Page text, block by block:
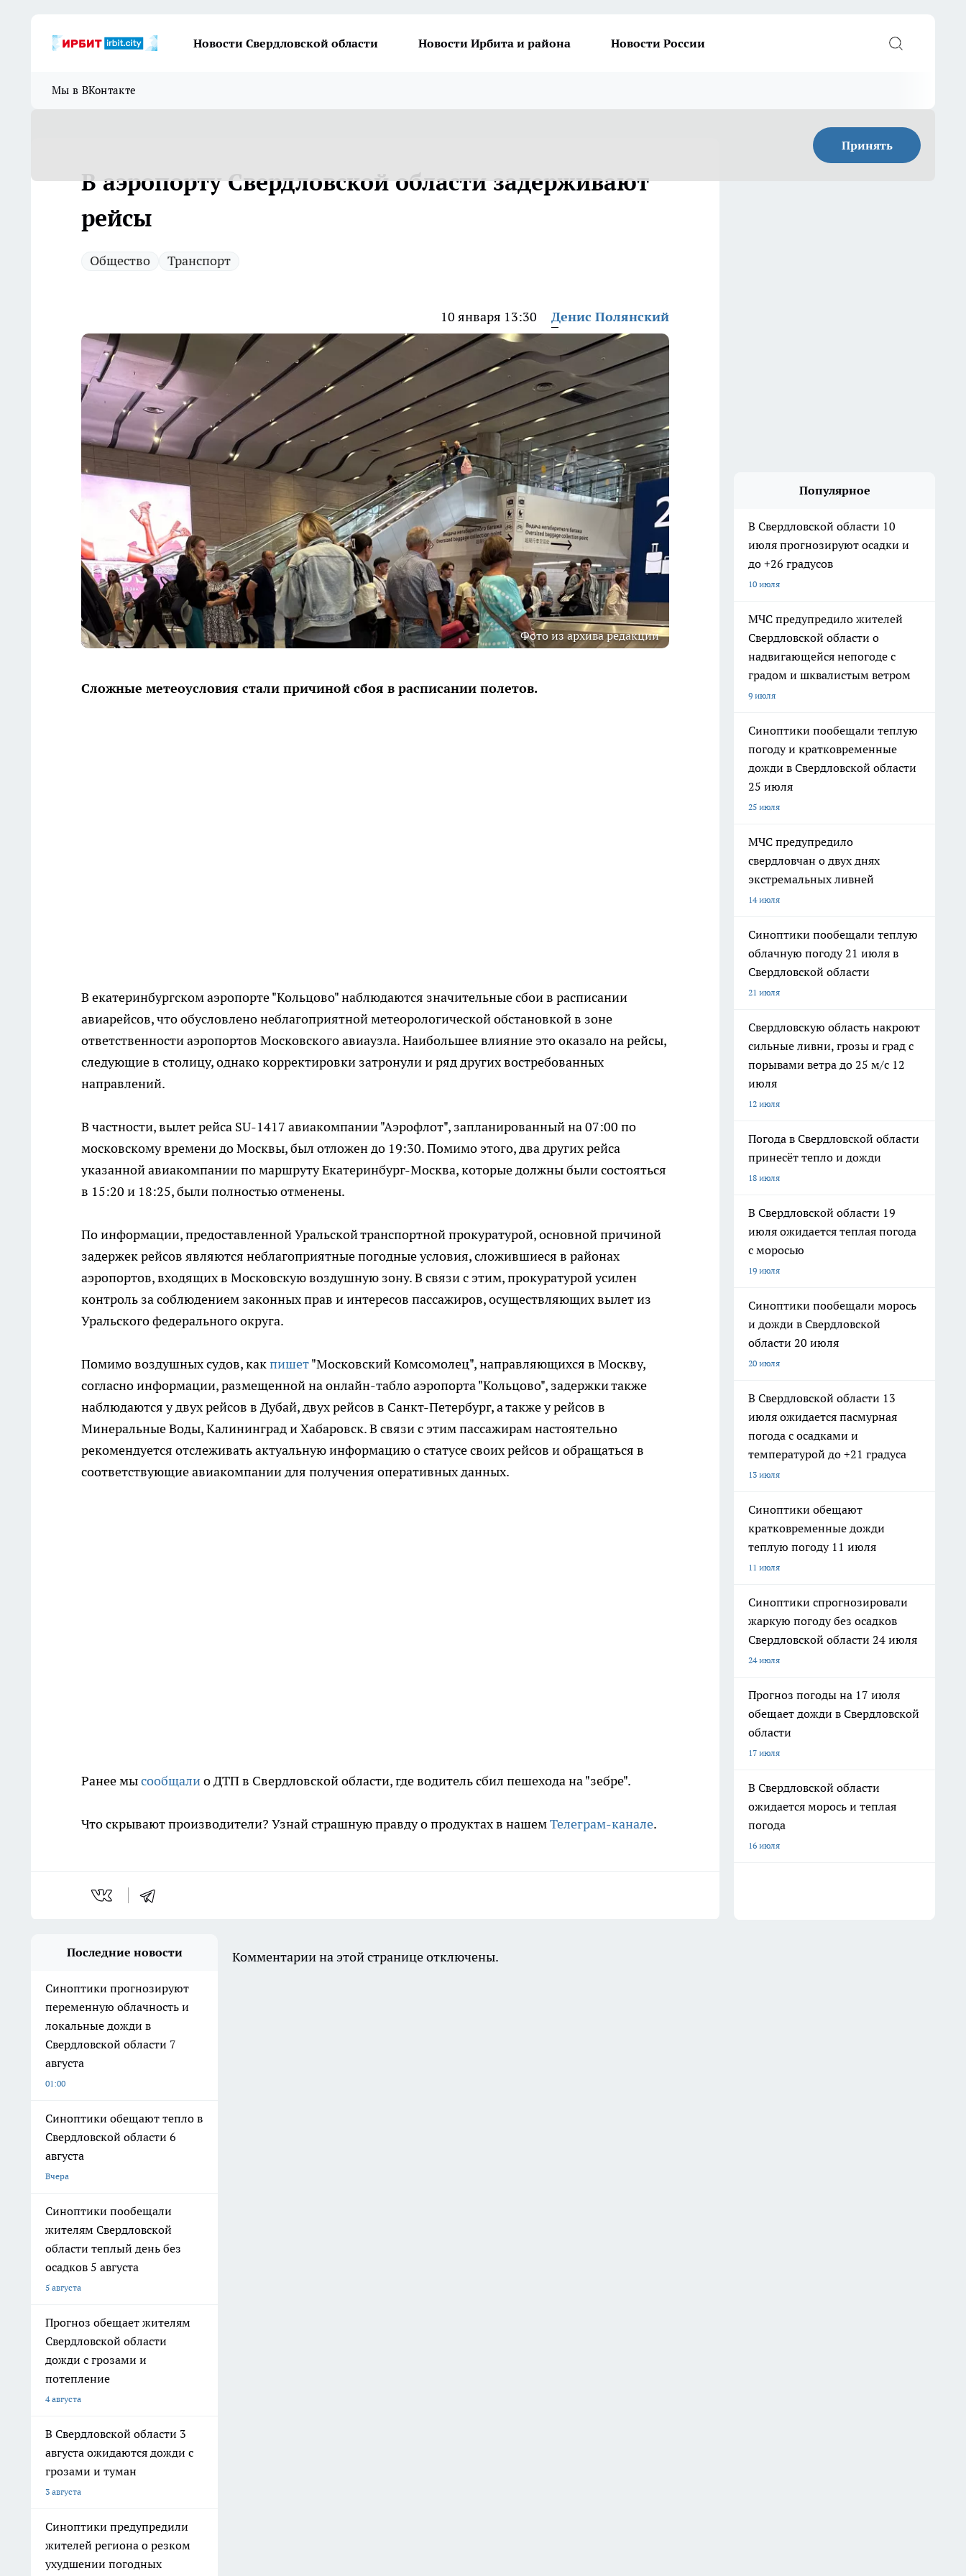
Новости Свердловской области Новости Ирбита и района Новости России
Мы в ВКонтакте
Принять
В аэропорту Свердловской области задерживают
рейсы
Общество Транспорт
10 января 13:30 Денис Полянский
Фото из архива редакции
Сложные метеоусловия стали причиной сбоя в расписании полетов.
В екатеринбургском аэропорте "Кольцово" наблюдаются значительные сбои в расписании
авиарейсов, что обусловлено неблагоприятной метеорологической обстановкой в зоне
ответственности аэропортов Московского авиаузла. Наибольшее влияние это оказало на рейсы,
следующие в столицу, однако корректировки затронули и ряд других востребованных
направлений.
В частности, вылет рейса SU-1417 авиакомпании "Аэрофлот", запланированный на 07:00 по
московскому времени до Москвы, был отложен до 19:30. Помимо этого, два других рейса
указанной авиакомпании по маршруту Екатеринбург-Москва, которые должны были состояться
в 15:20 и 18:25, были полностью отменены.
По информации, предоставленной Уральской транспортной прокуратурой, основной причиной
задержек рейсов являются неблагоприятные погодные условия, сложившиеся в районах
аэропортов, входящих в Московскую воздушную зону. В связи с этим, прокуратурой усилен
контроль за соблюдением законных прав и интересов пассажиров, осуществляющих вылет из
Уральского федерального округа.
Помимо воздушных судов, какпишет"Московский Комсомолец", направляющихся в Москву,
согласно информации, размещенной на онлайн-табло аэропорта "Кольцово", задержки также
наблюдаются у двух рейсов в Дубай, двух рейсов в Санкт-Петербург, а также у рейсов в
Минеральные Воды, Калининград и Хабаровск. В связи с этим пассажирам настоятельно
рекомендуется отслеживать актуальную информацию о статусе своих рейсов и обращаться в
соответствующие авиакомпании для получения оперативных данных.
Ранее мысообщалио ДТП в Свердловской области, где водитель сбил пешехода на "зебре".
Что скрывают производители? Узнай страшную правду о продуктах в нашемТелеграм-канале.
Популярное
В Свердловской области 10
июля прогнозируют осадки и
до +26 градусов
10 июля
МЧС предупредило жителей
Свердловской области о
надвигающейся непогоде с
градом и шквалистым ветром
9 июля
Синоптики пообещали теплую
погоду и кратковременные
дожди в Свердловской области
25 июля
25 июля
МЧС предупредило
свердловчан о двух днях
экстремальных ливней
14 июля
Синоптики пообещали теплую
облачную погоду 21 июля в
Свердловской области
21 июля
Свердловскую область накроют
сильные ливни, грозы и град с
порывами ветра до 25 м/с 12
июля
12 июля
Погода в Свердловской области
принесёт тепло и дожди
18 июля
В Свердловской области 19
июля ожидается теплая погода
с моросью
19 июля
Синоптики пообещали морось
и дожди в Свердловской
области 20 июля
20 июля
В Свердловской области 13
июля ожидается пасмурная
погода с осадками и
температурой до +21 градуса
13 июля
Синоптики обещают
кратковременные дожди
теплую погоду 11 июля
11 июля
Синоптики спрогнозировали
жаркую погоду без осадков
Свердловской области 24 июля
24 июля
Прогноз погоды на 17 июля
обещает дожди в Свердловской
области
17 июля
В Свердловской области
ожидается морось и теплая
погода
16 июля
Последние новости
Синоптики прогнозируют
переменную облачность и
локальные дожди в
Свердловской области 7
августа
01:00
Синоптики обещают тепло в
Свердловской области 6
августа
Вчера
Синоптики пообещали
жителям Свердловской
области теплый день без
осадков 5 августа
5 августа
Прогноз обещает жителям
Свердловской области
дожди с грозами и
потепление
4 августа
В Свердловской области 3
августа ожидаются дожди с
грозами и туман
3 августа
Синоптики предупредили
жителей региона о резком
ухудшении погодных
Комментарии на этой странице отключены.